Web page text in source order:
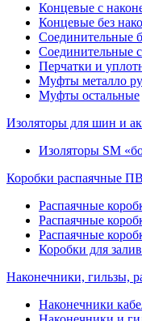
Концевые с
Концевые без
Соединительные
Соединительные
Перчатки и
Муфты металло
Муфты остальные
Изоляторы для шин и
Изоляторы SM
Коробки распаячные
Распаячные
Распаячные
Распаячные
Коробки для
Наконечники, гильзы,
Наконечники